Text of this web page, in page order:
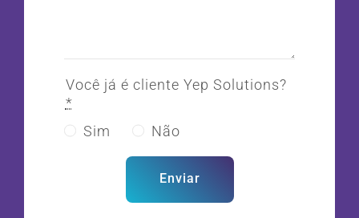
Você já é cliente Yep Solutions?
*
Sim
Não
Enviar